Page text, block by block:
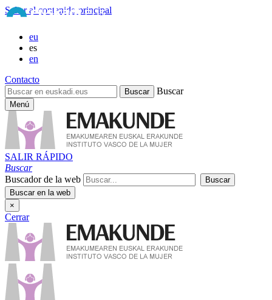
Saltar al contenido principal
eu
es
en
Contacto
Buscar
Menú
SALIR RÁPIDO
Buscar
Buscador de la web
×
Cerrar